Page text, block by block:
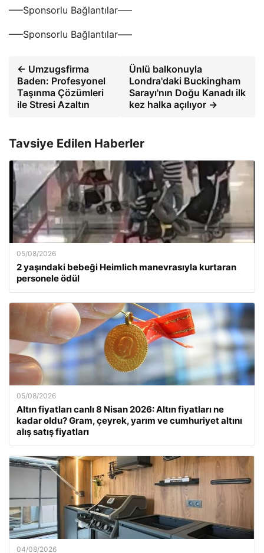
—–Sponsorlu Bağlantılar—–
—–Sponsorlu Bağlantılar—–
← Umzugsfirma
Baden: Profesyonel
Taşınma Çözümleri
ile Stresi Azaltın
Ünlü balkonuyla
Londra'daki Buckingham
Sarayı'nın Doğu Kanadı ilk
kez halka açılıyor →
Tavsiye Edilen Haberler
05/08/2026
2 yaşındaki bebeği Heimlich manevrasıyla kurtaran
personele ödül
05/08/2026
Altın fiyatları canlı 8 Nisan 2026: Altın fiyatları ne
kadar oldu? Gram, çeyrek, yarım ve cumhuriyet altını
alış satış fiyatları
04/08/2026